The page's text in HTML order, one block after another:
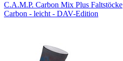
C.A.M.P. Carbon Mix Plus Faltstöcke
Carbon - leicht - DAV-Edition